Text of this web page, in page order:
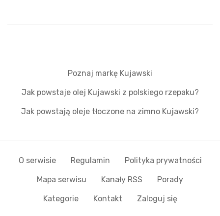
Poznaj markę Kujawski
Jak powstaje olej Kujawski z polskiego rzepaku?
Jak powstają oleje tłoczone na zimno Kujawski?
O serwisie Regulamin Polityka prywatności
Mapa serwisu Kanały RSS Porady
Kategorie Kontakt Zaloguj się